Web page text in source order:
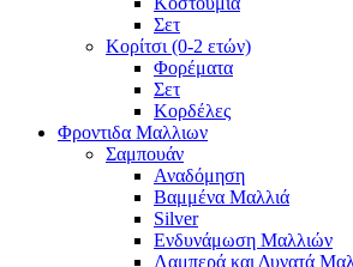
Σετ
Κορίτσι (0-2 ετών)
Φορέματα
Σετ
Κορδέλες
Φροντιδα Μαλλιων
Σαμπουάν
Αναδόμηση
Βαμμένα Μαλλιά
Silver
Ενδυνάμωση Μαλλιών
Λαμπερά και Δυνατά